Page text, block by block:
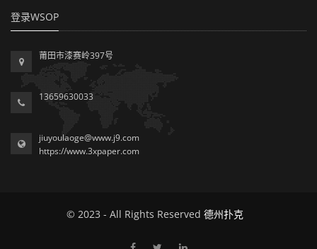
登录WSOP
莆田市漆赛岭397号
13659630033
jiuyoulaoge@www.j9.com
https://www.3xpaper.com
© 2023 - All Rights Reserved 德州扑克